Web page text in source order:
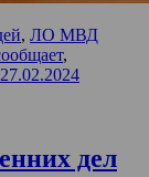
, ЛО МВД
,
27.02.2024
дел